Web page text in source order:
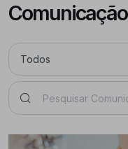
Comunicação